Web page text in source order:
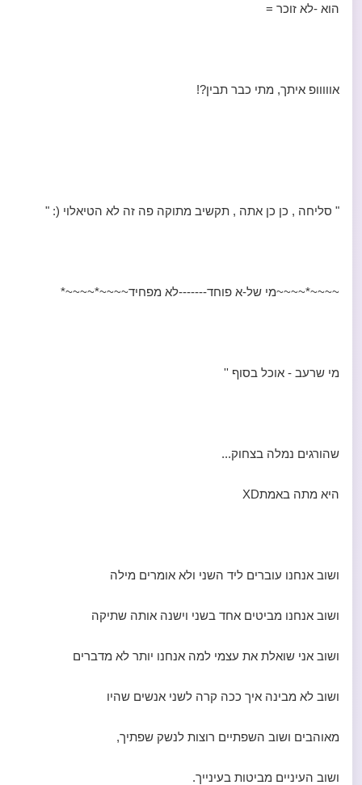
הוא -לא זוכר =
אווווופ איתך, מתי כבר תבין?!
" סליחה , כן כן אתה , תקשיב מתוקה פה זה לא הטיאלוי (: "
~~~~*~~~~מי של-א פוחד-------לא מפחיד~~~~*~~~~*
מי שרעב - אוכל בסוף ''
שהורגים נמלה בצחוק...
היא מתה באמתXD
ושוב אנחנו עוברים ליד השני ולא אומרים מילה
ושוב אנחנו מביטים אחד בשני וישנה אותה שתיקה
ושוב אני שואלת את עצמי למה אנחנו יותר לא מדברים
ושוב לא מבינה איך ככה קרה לשני אנשים שהיו
מאוהבים ושוב השפתיים רוצות לנשק שפתיך,
ושוב העיניים מביטות בעינייך.